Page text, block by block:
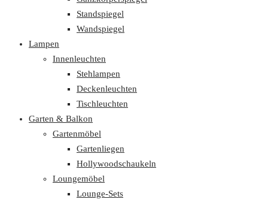
Standspiegel
Wandspiegel
Lampen
Innenleuchten
Stehlampen
Deckenleuchten
Tischleuchten
Garten & Balkon
Gartenmöbel
Gartenliegen
Hollywoodschaukeln
Loungemöbel
Lounge-Sets